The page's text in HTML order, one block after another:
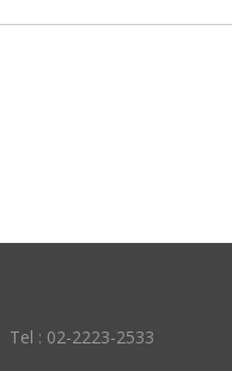
Tel : 02-2223-2533